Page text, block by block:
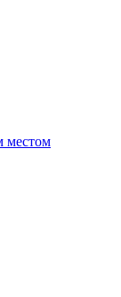
местом